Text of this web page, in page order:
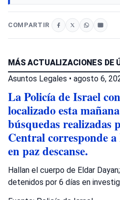
COMPARTIR
MÁS ACTUALIZACIONES DE
Asuntos Legales • agosto 6,
La Policía de Israel
localizado esta
búsquedas realizadas
Central corresponde
en paz descanse.
Hallan el cuerpo de Eldar
detenidos por 6 días en